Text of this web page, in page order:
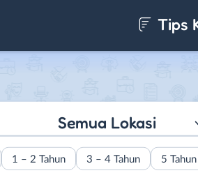
Tips
Semua Lokasi
1 – 2 Tahun 3 – 4 Tahun 5